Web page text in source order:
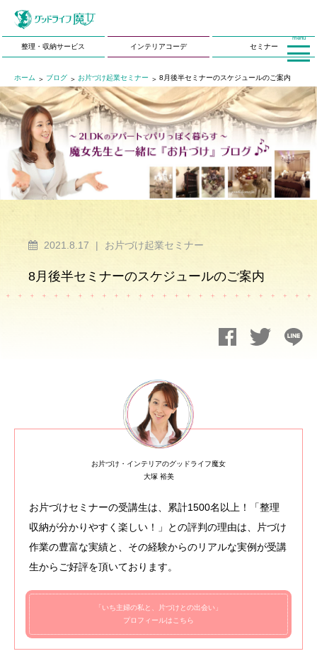
整理・収納サービス インテリアコーデ セミナー
ホーム ブログ お片づけ起業セミナー 8月後半セミナーのスケジュールのご案内
2021.8.17 | お片づけ起業セミナー
8月後半セミナーのスケジュールのご案内
お片づけ・インテリアのグッドライフ魔女
大塚 裕美
お片づけセミナーの受講生は、累計1500名以上！「整理
収納が分かりやすく楽しい！」との評判の理由は、片づけ
作業の豊富な実績と、その経験からのリアルな実例が受講
生からご好評を頂いております。
「いち主婦の私と、片づけとの出会い」
プロフィールはこちら
menu